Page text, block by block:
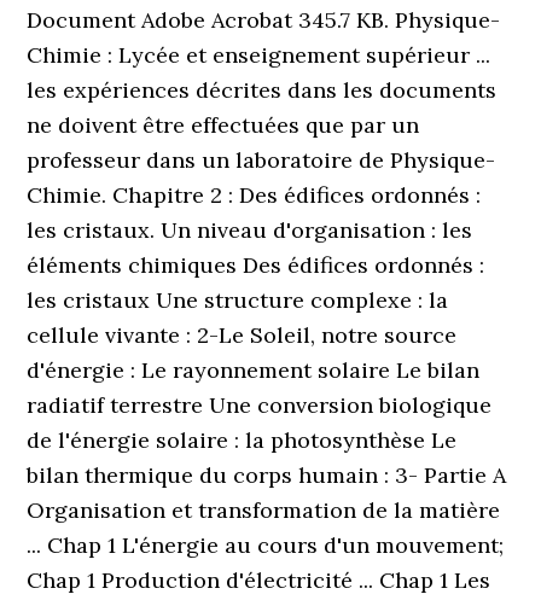
Document Adobe Acrobat 345.7 KB. Physique-
Chimie : Lycée et enseignement supérieur ...
les expériences décrites dans les documents
ne doivent être effectuées que par un
professeur dans un laboratoire de Physique-
Chimie. Chapitre 2 : Des édifices ordonnés :
les cristaux. Un niveau d'organisation : les
éléments chimiques Des édifices ordonnés :
les cristaux Une structure complexe : la
cellule vivante : 2-Le Soleil, notre source
d'énergie : Le rayonnement solaire Le bilan
radiatif terrestre Une conversion biologique
de l'énergie solaire : la photosynthèse Le
bilan thermique du corps humain : 3- Partie A
Organisation et transformation de la matière
... Chap 1 L'énergie au cours d'un mouvement;
Chap 1 Production d'électricité ... Chap 1 Les